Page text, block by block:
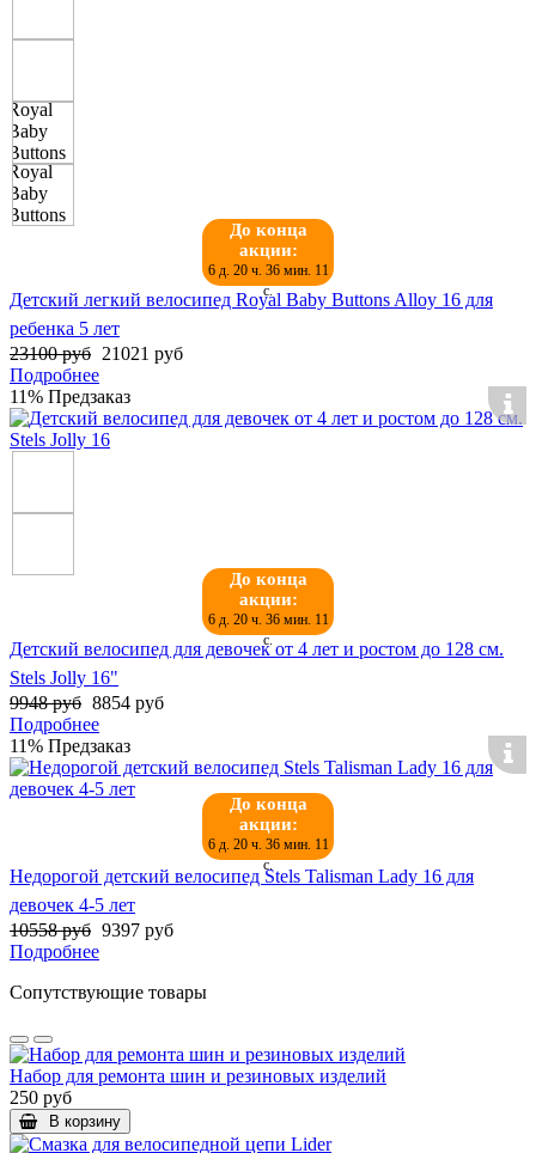
До конца
акции:
6 д. 20 ч. 36 мин. 11
с.
Детский легкий велосипед Royal Baby Buttons Alloy 16 для
ребенка 5 лет
23100 руб 21021 руб
Подробнее
11% Предзаказ
До конца
акции:
6 д. 20 ч. 36 мин. 11
с.
Детский велосипед для девочек от 4 лет и ростом до 128 см.
Stels Jolly 16"
9948 руб 8854 руб
Подробнее
11% Предзаказ
До конца
акции:
6 д. 20 ч. 36 мин. 11
с.
Недорогой детский велосипед Stels Talisman Lady 16 для
девочек 4-5 лет
10558 руб 9397 руб
Подробнее
Сопутствующие товары
Набор для ремонта шин и резиновых изделий
250 руб
В корзину